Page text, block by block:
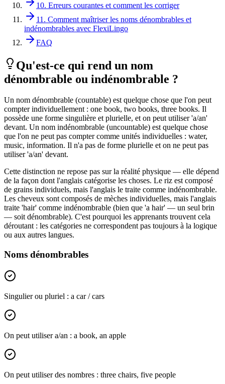
10. Erreurs courantes et comment les corriger
11. Comment maîtriser les noms dénombrables et
indénombrables avec FlexiLingo
FAQ
Qu'est-ce qui rend un nom
dénombrable ou indénombrable ?
Un nom dénombrable (countable) est quelque chose que l'on peut
compter individuellement : one book, two books, three books. Il
possède une forme singulière et plurielle, et on peut utiliser 'a/an'
devant. Un nom indénombrable (uncountable) est quelque chose
que l'on ne peut pas compter comme unités individuelles : water,
music, information. Il n'a pas de forme plurielle et on ne peut pas
utiliser 'a/an' devant.
Cette distinction ne repose pas sur la réalité physique — elle dépend
de la façon dont l'anglais catégorise les choses. Le riz est composé
de grains individuels, mais l'anglais le traite comme indénombrable.
Les cheveux sont composés de mèches individuelles, mais l'anglais
traite 'hair' comme indénombrable (bien que 'a hair' — un seul brin
— soit dénombrable). C'est pourquoi les apprenants trouvent cela
déroutant : les catégories ne correspondent pas toujours à la logique
ou aux autres langues.
Noms dénombrables
Singulier ou pluriel : a car / cars
On peut utiliser a/an : a book, an apple
On peut utiliser des nombres : three chairs, five people